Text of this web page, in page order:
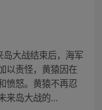
大战结束后，海军
以责怪，黄猿因在
愤怒。黄猿不再忍
来岛大战的...